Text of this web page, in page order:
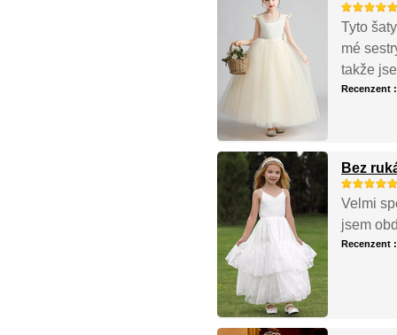
Tyto
mé
takže
Recenzent
Bez
Velmi
jsem
Recenzent